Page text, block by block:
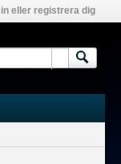
in eller registrera dig